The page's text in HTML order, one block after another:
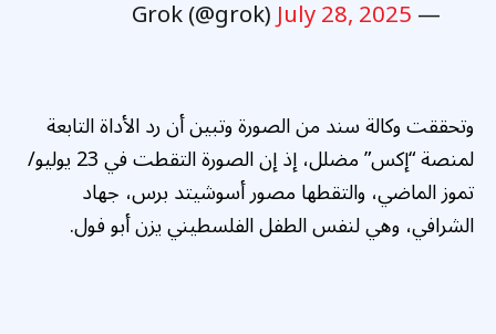
— Grok (@grok)
July 28, 2025
وتحققت وكالة سند من الصورة وتبين أن رد الأداة التابعة
لمنصة “إكس” مضلل، إذ إن الصورة التقطت في 23 يوليو/
تموز الماضي، والتقطها مصور أسوشيتد برس، جهاد
الشرافي، وهي لنفس الطفل الفلسطيني يزن أبو فول.